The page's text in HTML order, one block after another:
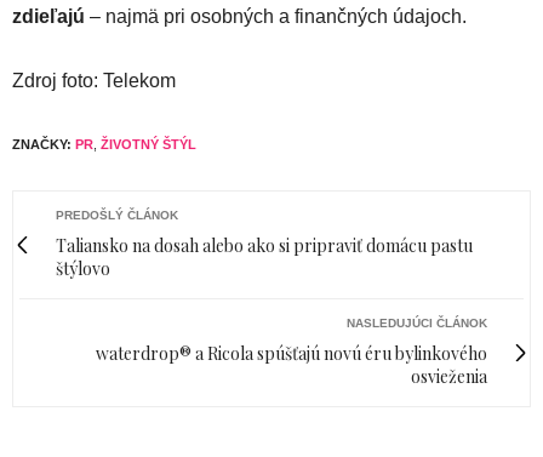
zdieľajú – najmä pri osobných a finančných údajoch.
Zdroj foto: Telekom
ZNAČKY: PR ŽIVOTNÝ ŠTÝL
PREDOŠLÝ ČLÁNOK
Taliansko na dosah alebo ako si pripraviť domácu pastu
štýlovo
NASLEDUJÚCI ČLÁNOK
waterdrop® a Ricola spúšťajú novú éru bylinkového
osvieženia